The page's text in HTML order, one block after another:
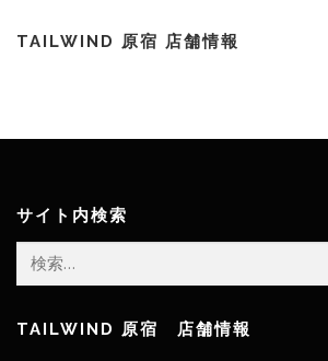
TAILWIND 原宿 店舗情報
サイト内検索
索:
TAILWIND 原宿 店舗情報